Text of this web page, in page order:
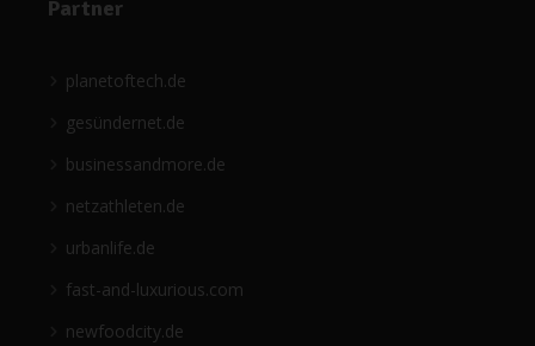
Partner
planetoftech.de
gesündernet.de
businessandmore.de
netzathleten.de
urbanlife.de
fast-and-luxurious.com
newfoodcity.de